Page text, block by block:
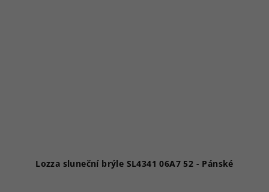
Lozza sluneční brýle SL4341 06A7 52 - Pánské